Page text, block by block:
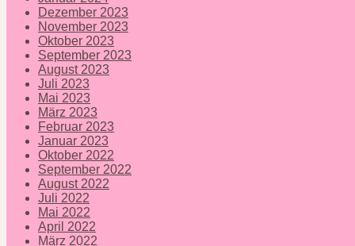
Dezember 2023
November 2023
Oktober 2023
September 2023
August 2023
Juli 2023
Mai 2023
März 2023
Februar 2023
Januar 2023
Oktober 2022
September 2022
August 2022
Juli 2022
Mai 2022
April 2022
März 2022